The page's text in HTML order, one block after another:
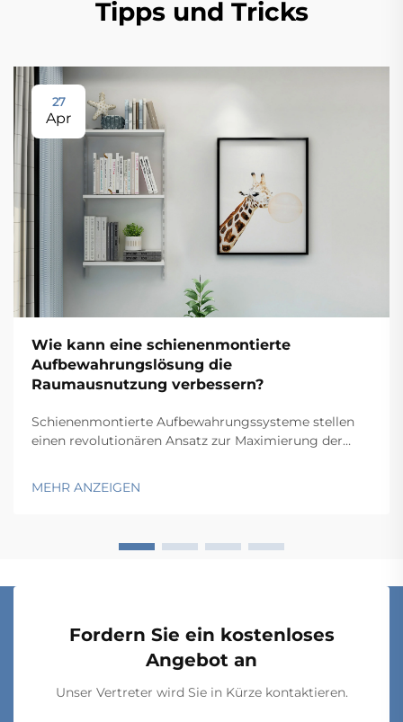
Tipps und Tricks
27
Apr
Wie kann eine schienenmontierte
Aufbewahrungslösung die
Raumausnutzung verbessern?
Schienenmontierte Aufbewahrungssysteme stellen
einen revolutionären Ansatz zur Maximierung der
Schienensysteme, die bewegliche
MEHR ANZEIGEN
Fordern Sie ein kostenloses
Angebot an
Unser Vertreter wird Sie in Kürze kontaktieren.